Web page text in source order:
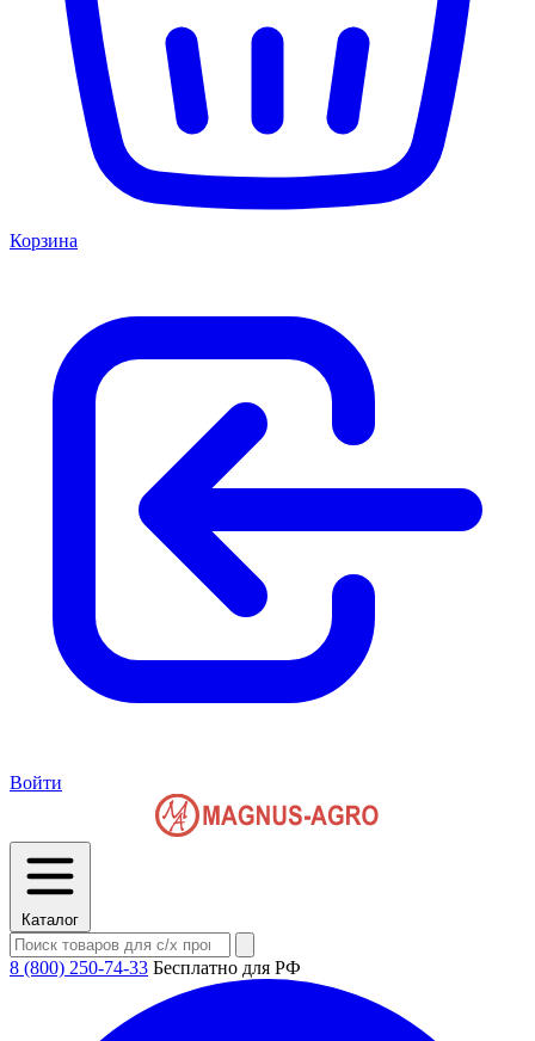
Корзина
Войти
Каталог
8 (800) 250-74-33 Бесплатно для РФ